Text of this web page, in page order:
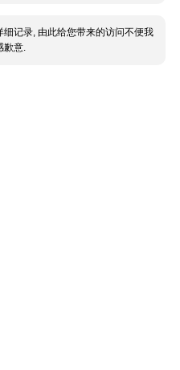
细记录, 由此给您带来的访问不便我
歉意.